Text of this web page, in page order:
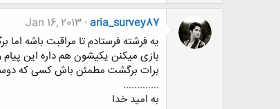
aria_survey87
Jan 16, 2013
برات برگشت مطمئن باش کسی که
.............
به امید خدا